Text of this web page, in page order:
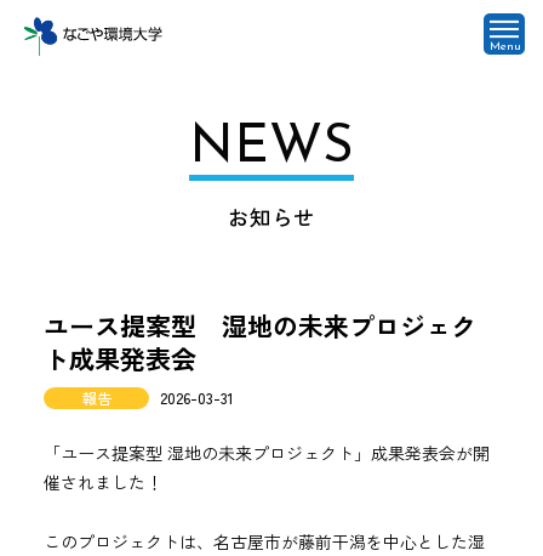
Menu
NEWS
お知らせ
ユース提案型 湿地の未来プロジェク
ト成果発表会
報告 2026-03-31
「ユース提案型 湿地の未来プロジェクト」成果発表会が開
催されました！
このプロジェクトは、名古屋市が藤前干潟を中心とした湿